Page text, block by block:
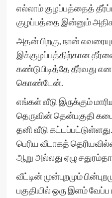
எல்லாம் குழப்பத்தைத்
குழப்பத்தை இன்னும்
அதன் பிறகு, நான்
இக்குழப்பத்திற்கான
கண்டுபிடித்தே தீர்வது
கொண்டேன்.
எங்கள் வீடு இருக்கும்
தெருவின் தென்பகுதி
தனி வீடு
பெரிய வீடாகத்
ஆறு அல்லது ஏழு
வீட்டின் முன்புறமும்
பகுதியில் ஒரு இளம்